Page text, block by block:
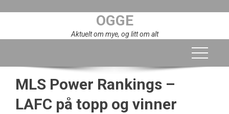
OGGE
Aktuelt om mye, og litt om alt
MLS Power Rankings –
LAFC på topp og vinner